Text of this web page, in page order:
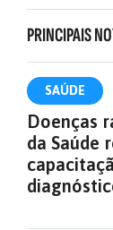
PRINCIPAIS
SAÚDE
Doenças
da Saúde